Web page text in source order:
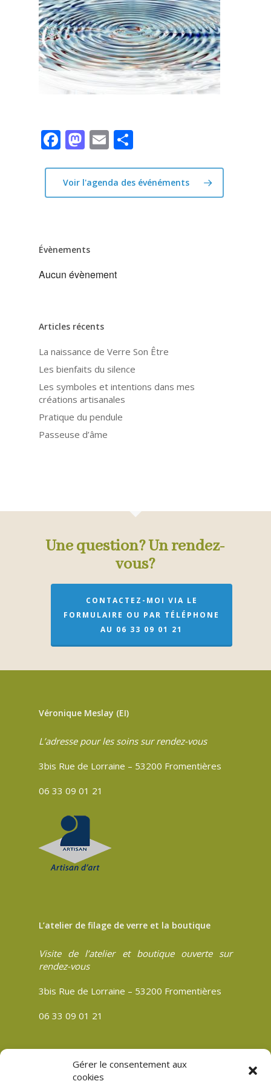
Gérer le consentement aux
cookies
Facebook
Mastodon
Email
Voir l'agenda des événéments
Évènements
Aucun évènement
Articles récents
La naissance de Verre Son Être
Les bienfaits du silence
Les symboles et intentions dans mes
créations artisanales
Pratique du pendule
Passeuse d’âme
Une question? Un rendez-
vous?
CONTACTEZ-MOI VIA LE
FORMULAIRE OU PAR TÉLÉPHONE
AU 06 33 09 01 21
Véronique Meslay (EI)
L’adresse pour les soins sur rendez-vous
3bis Rue de Lorraine – 53200 Fromentières
06 33 09 01 21
L’atelier de filage de verre et la boutique
Visite de l’atelier et boutique ouverte sur
rendez-vous
3bis Rue de Lorraine – 53200 Fromentières
06 33 09 01 21